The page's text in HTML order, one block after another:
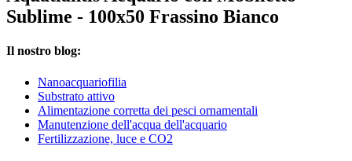
Sublime - 100x50 Frassino Bianco
Il nostro blog:
Nanoacquariofilia
Substrato attivo
Alimentazione corretta dei pesci ornamentali
Manutenzione dell'acqua dell'acquario
Fertilizzazione, luce e CO2